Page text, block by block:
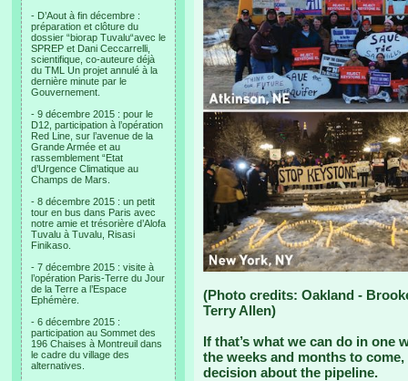
- D’Aout à fin décembre :
préparation et clôture du
dossier “biorap Tuvalu“avec le
SPREP et Dani Ceccarrelli,
scientifique, co-auteure déjà
du TML Un projet annulé à la
dernière minute par le
Gouvernement.
- 9 décembre 2015 : pour le
D12, participation à l’opération
Red Line, sur l’avenue de la
Grande Armée et au
rassemblement “Etat
d’Urgence Climatique au
Champs de Mars.
- 8 décembre 2015 : un petit
tour en bus dans Paris avec
notre amie et trésorière d’Alofa
Tuvalu à Tuvalu, Risasi
Finikaso.
- 7 décembre 2015 : visite à
l’opération Paris-Terre du Jour
de la Terre a l’Espace
Ephémère.
- 6 décembre 2015 :
participation au Sommet des
196 Chaises à Montreuil dans
le cadre du village des
alternatives.
(Photo credits: Oakland -
Terry Allen)
If that’s what we can do in one
the weeks and months to
decision about the pipeline.